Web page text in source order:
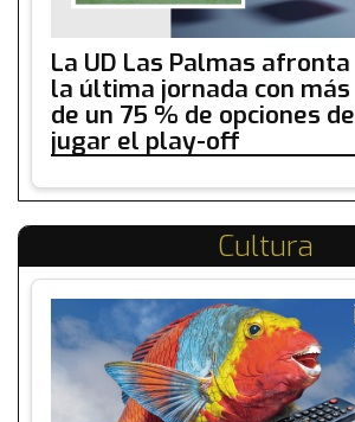
La UD Las Palmas afronta
la última jornada con más
de un 75 % de opciones de
jugar el play-off
Cultura